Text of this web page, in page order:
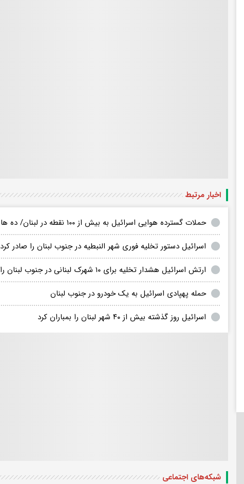
اخبار مرتبط
حملات گسترده هوایی اسرائیل به بیش از ۱۰۰ نقطه در لبنان/ ده ها شهید و مجروح در دره بقاع و مشغره
اسرائیل دستور تخلیه فوری شهر النبطیه در جنوب لبنان را صادر کرد
ارتش اسرائیل هشدار تخلیه برای ۱۰ شهرک لبنانی در جنوب لبنان را صادر کرد
حمله پهپادی اسرائیل به یک خودرو در جنوب لبنان
اسرائیل روز گذشته بیش از ۴۰ شهر لبنان را بمباران کرد
شبکه‌های اجتماعی